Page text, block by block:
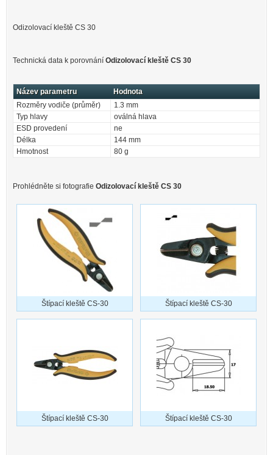
Odizolovací kleště CS 30
Technická data k porovnání Odizolovací kleště CS 30
Název parametru
Hodnota
Rozměry vodiče (průměr)
1.3 mm
Typ hlavy
oválná hlava
ESD provedení
ne
Délka
144 mm
Hmotnost
80 g
Prohlédněte si fotografie Odizolovací kleště CS 30
Štípací kleště CS-30 Štípací kleště CS-30
Štípací kleště CS-30 Štípací kleště CS-30